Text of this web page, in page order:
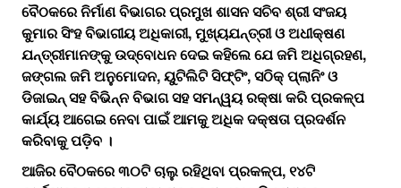
ବୈଠକରେ ନିର୍ମାଣ ବିଭାଗର ପ୍ରମୁଖ ଶାସନ ସଚିବ ଶ୍ରୀ ସଂଜୟ
କୁମାର ସିଂହ ବିଭାଗୀୟ ଅଧିକାରୀ, ମୁଖ୍ୟଯନ୍ତ୍ରୀ ଓ ଅଧୀକ୍ଷଣ
ଯନ୍ତ୍ରୀମାନଙ୍କୁ ଉଦ୍‌ବୋଧନ ଦେଇ କହିଲେ ଯେ ଜମି ଅଧିଗ୍ରହଣ,
ଜଙ୍ଗଲ ଜମି ଅନୁମୋଦନ, ୟୁଟିଲିଟି ସିଫ୍‌ଟିଂ, ସଠିକ୍‌ ପ୍ଲାନିଂ ଓ
ଡିଜାଇନ୍‌ ସହ ବିଭିନ୍ନ ବିଭାଗ ସହ ସମନ୍ୱୟ ରକ୍ଷା କରି ପ୍ରକଳ୍ପ
କାର୍ଯ୍ୟ ଆଗେଇ ନେବା ପାଇଁ ଆମକୁ ଅଧିକ ଦକ୍ଷତା ପ୍ରଦର୍ଶନ
କରିବାକୁ ପଡ଼ିବ ।
ଆଜିର ବୈଠକରେ ୩୦ଟି ଚାଲୁ ରହିଥିବା ପ୍ରକଳ୍ପ, ୧୪ଟି